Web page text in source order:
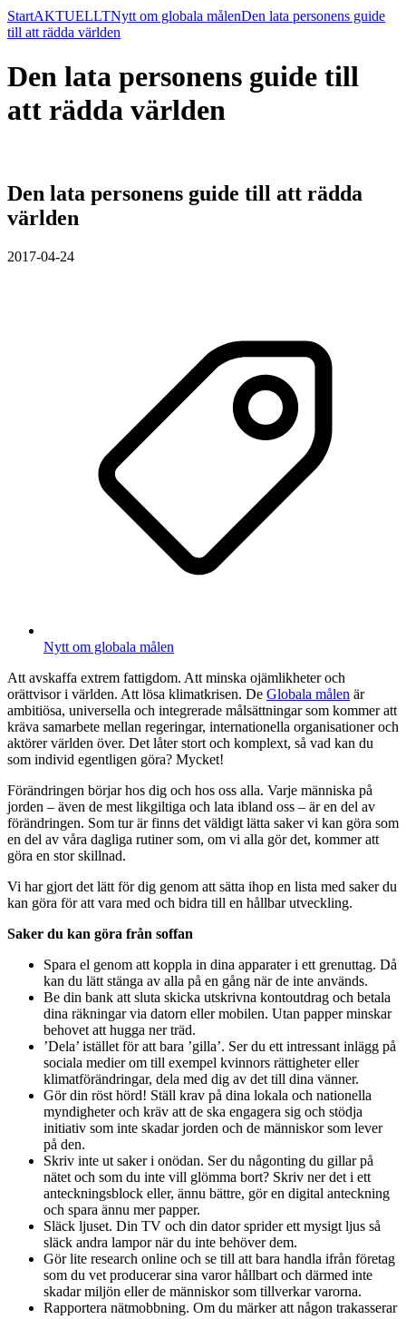
StartAKTUELLTNytt om globala målenDen lata personens guide
till att rädda världen
Den lata personens guide till
att rädda världen
Den lata personens guide till att rädda
världen
2017-04-24
Nytt om globala målen
Att avskaffa extrem fattigdom. Att minska ojämlikheter och
orättvisor i världen. Att lösa klimatkrisen. De Globala målen är
ambitiösa, universella och integrerade målsättningar som kommer att
kräva samarbete mellan regeringar, internationella organisationer och
aktörer världen över. Det låter stort och komplext, så vad kan du
som individ egentligen göra? Mycket!
Förändringen börjar hos dig och hos oss alla. Varje människa på
jorden – även de mest likgiltiga och lata ibland oss – är en del av
förändringen. Som tur är finns det väldigt lätta saker vi kan göra som
en del av våra dagliga rutiner som, om vi alla gör det, kommer att
göra en stor skillnad.
Vi har gjort det lätt för dig genom att sätta ihop en lista med saker du
kan göra för att vara med och bidra till en hållbar utveckling.
Saker du kan göra från soffan
Spara el genom att koppla in dina apparater i ett grenuttag. Då
kan du lätt stänga av alla på en gång när de inte används.
Be din bank att sluta skicka utskrivna kontoutdrag och betala
dina räkningar via datorn eller mobilen. Utan papper minskar
behovet att hugga ner träd.
’Dela’ istället för att bara ’gilla’. Ser du ett intressant inlägg på
sociala medier om till exempel kvinnors rättigheter eller
klimatförändringar, dela med dig av det till dina vänner.
Gör din röst hörd! Ställ krav på dina lokala och nationella
myndigheter och kräv att de ska engagera sig och stödja
initiativ som inte skadar jorden och de människor som lever
på den.
Skriv inte ut saker i onödan. Ser du någonting du gillar på
nätet och som du inte vill glömma bort? Skriv ner det i ett
anteckningsblock eller, ännu bättre, gör en digital anteckning
och spara ännu mer papper.
Släck ljuset. Din TV och din dator sprider ett mysigt ljus så
släck andra lampor när du inte behöver dem.
Gör lite research online och se till att bara handla ifrån företag
som du vet producerar sina varor hållbart och därmed inte
skadar miljön eller de människor som tillverkar varorna.
Rapportera nätmobbning. Om du märker att någon trakasserar